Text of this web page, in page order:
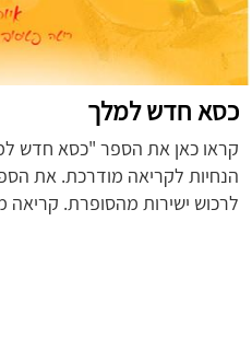
כסא חדש למלך
קראו כאן את הספר "כסא חדש
הנחיות לקריאה מודרכת. את
לרכוש ישירות מהסופרת. קריאה